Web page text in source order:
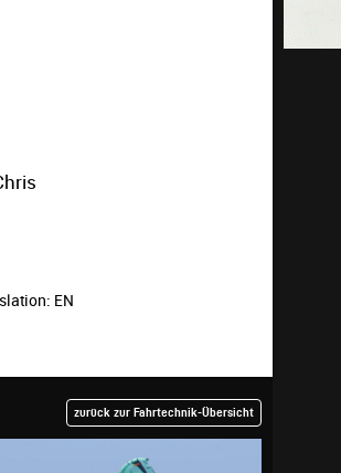
EN
zurück zur Fahrtechnik-Übersicht